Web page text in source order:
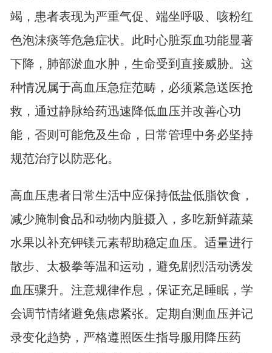
竭，患者表现为严重气促、端坐呼吸、咳粉红
色泡沫痰等危急症状。此时心脏泵血功能显著
下降，肺部淤血水肿，生命受到直接威胁。这
种情况属于高血压急症范畴，必须紧急送医抢
救，通过静脉给药迅速降低血压并改善心功
能，否则可能危及生命，日常管理中务必坚持
规范治疗以防恶化。
高血压患者日常生活中应保持低盐低脂饮食，
减少腌制食品和动物内脏摄入，多吃新鲜蔬菜
水果以补充钾镁元素帮助稳定血压。适量进行
散步、太极拳等温和运动，避免剧烈活动诱发
血压骤升。注意规律作息，保证充足睡眠，学
会调节情绪避免焦虑紧张。定期自测血压并记
录变化趋势，严格遵照医生指导服用降压药